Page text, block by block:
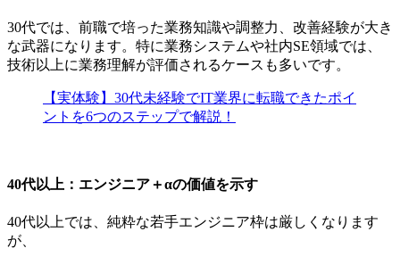
30代では、前職で培った業務知識や調整力、改善経験が大き
な武器になります。特に業務システムや社内SE領域では、
技術以上に業務理解が評価されるケースも多いです。
【実体験】30代未経験でIT業界に転職できたポイ
ントを6つのステップで解説！
40代以上：エンジニア＋αの価値を示す
40代以上では、純粋な若手エンジニア枠は厳しくなります
が、